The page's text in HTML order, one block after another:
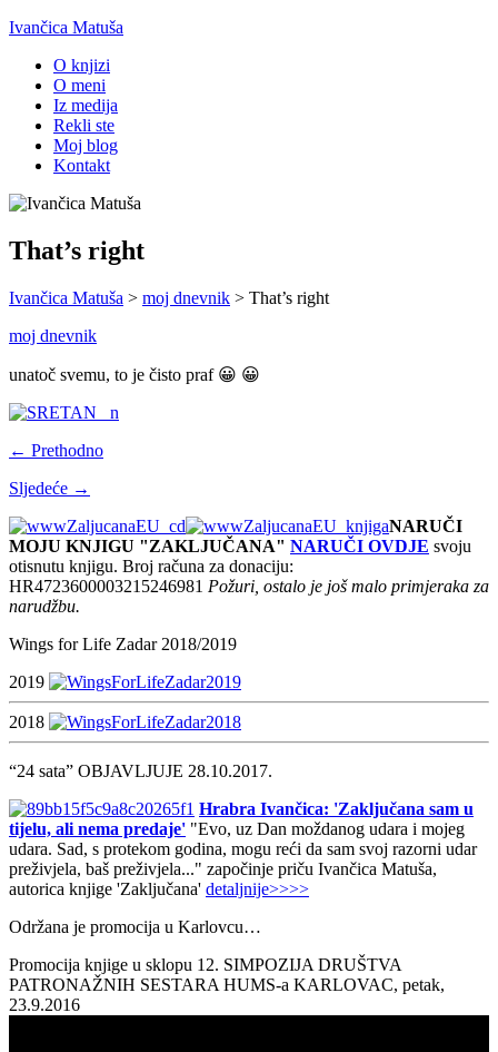
Ivančica Matuša
O knjizi
O meni
Iz medija
Rekli ste
Moj blog
Kontakt
That’s right
Ivančica Matuša > moj dnevnik > That’s right
moj dnevnik
unatoč svemu, to je čisto praf 😀 😀
← Prethodno
Sljedeće →
NARUČI
MOJU KNJIGU "ZAKLJUČANA" NARUČI OVDJE svoju
otisnutu knjigu. Broj računa za donaciju:
HR4723600003215246981 Požuri, ostalo je još malo primjeraka za
narudžbu.
Wings for Life Zadar 2018/2019
2019
2018
“24 sata” OBJAVLJUJE 28.10.2017.
Hrabra Ivančica: 'Zaključana sam u
tijelu, ali nema predaje' "Evo, uz Dan moždanog udara i mojeg
udara. Sad, s protekom godina, mogu reći da sam svoj razorni udar
preživjela, baš preživjela..." započinje priču Ivančica Matuša,
autorica knjige 'Zaključana' detaljnije>>>>
Održana je promocija u Karlovcu…
Promocija knjige u sklopu 12. SIMPOZIJA DRUŠTVA
PATRONAŽNIH SESTARA HUMS-a KARLOVAC, petak,
23.9.2016